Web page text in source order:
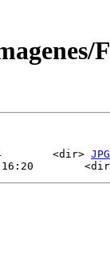
<dir> JPG
16:20